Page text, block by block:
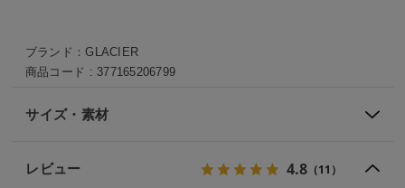
ブランド：GLACIER
商品コード : 377165206799
サイズ・素材
レビュー 4.8 （11）